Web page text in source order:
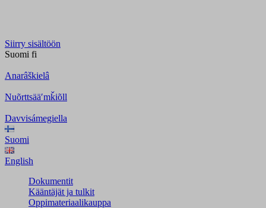
Siirry sisältöön
Suomi fi
Anarâškielâ
Nuõrttsääʹmǩiõll
Davvisámegiella
Suomi
English
Dokumentit
Kääntäjät ja tulkit
Oppimateriaalikauppa